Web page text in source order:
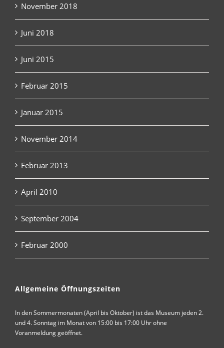
November 2018
Juni 2018
Juni 2015
Februar 2015
Januar 2015
November 2014
Februar 2013
April 2010
September 2004
Februar 2000
Allgemeine Öffnungszeiten
In den Sommermonaten (April bis Oktober) ist das Museum jeden 2.
und 4. Sonntag im Monat von 15:00 bis 17:00 Uhr ohne
Voranmeldung geöffnet.